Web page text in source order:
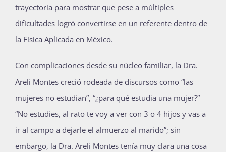
trayectoria para mostrar que pese a múltiples
dificultades logró convertirse en un referente dentro de
la Física Aplicada en México.
Con complicaciones desde su núcleo familiar, la Dra.
Areli Montes creció rodeada de discursos como “las
mujeres no estudian”, “¿para qué estudia una mujer?”
“No estudies, al rato te voy a ver con 3 o 4 hijos y vas a
ir al campo a dejarle el almuerzo al marido”; sin
embargo, la Dra. Areli Montes tenía muy clara una cosa